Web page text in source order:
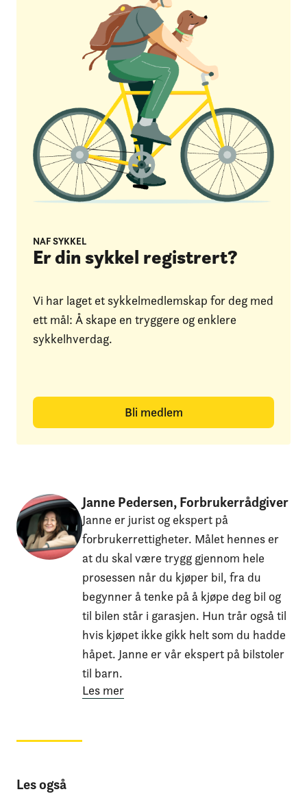
NAF SYKKEL
Er din sykkel registrert?
Vi har laget et sykkelmedlemskap for deg med
ett mål: Å skape en tryggere og enklere
sykkelhverdag.
Bli medlem
Janne Pedersen, Forbrukerrådgiver
Janne er jurist og ekspert på
forbrukerrettigheter. Målet hennes er
at du skal være trygg gjennom hele
prosessen når du kjøper bil, fra du
begynner å tenke på å kjøpe deg bil og
til bilen står i garasjen. Hun trår også til
hvis kjøpet ikke gikk helt som du hadde
håpet. Janne er vår ekspert på bilstoler
til barn.
Les mer
Les også